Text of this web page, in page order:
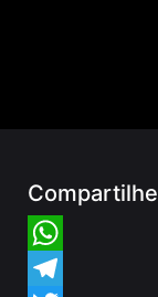
Compartilhe
WhatsApp